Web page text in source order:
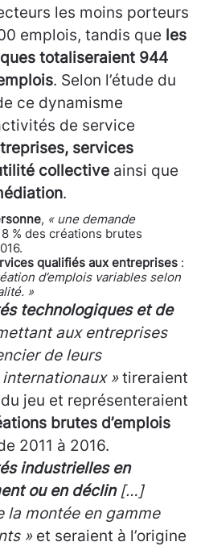
les moins porteurs
emplois, tandis que les
totaliseraient 944
. Selon l’étude du
ce dynamisme
de service
services
collective ainsi que
.
, « une demande
% des créations brutes
qualifiés aux entreprises :
d’emplois variables selon
»
technologiques et de
aux entreprises
de leurs
»tireraient
jeu et représenteraient
brutes d’emplois
2011 à 2016.
industrielles en
ou en déclin[…]
la montée en gamme
» et seraient à l’origine